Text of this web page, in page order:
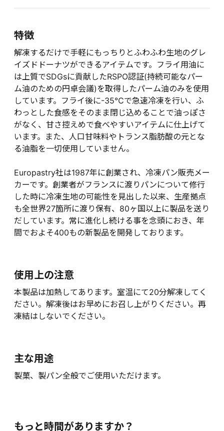
特徴
解凍するだけで手軽にもっちりとふわふわ生地のグレ
イズドドーナツができるアイテムです。フライ用油に
は上質でSDGsに貢献したRSPO認証(持続可能なパー
ム油のための円卓会議)を取得したパーム油のみを使用
しています。フライ後に-35℃で急速冷凍を行い、ふ
わっとした食感をそのまま閉じ込めることで油っぽさ
がなく、甘さ控えめで食べやすいアイテムに仕上げて
います。また、人口甘味料やトランス脂肪酸の元とな
る油脂を一切使用していません。
Europastry社は1987年に創業され、冷凍パン販売メー
カーです。創業者がフランスに渡りパンについて修行
した時に冷凍生地の可能性を見出した以来、生産拠点
も全世界27箇所に渡り保有、80ヶ国以上に製品を送り
だしています。常に進化し続ける事を念頭におき、年
間でおよそ400もの新製品を開発しております。
使用上の注意
本製品は加熱してあります。室温にて20分解凍してく
ださい。解凍後はお早めにお召し上がりください。再
凍結はしないでください。
主な用途
製菓、製パン全般でご使用いただけます。
もっと時間がありますか？